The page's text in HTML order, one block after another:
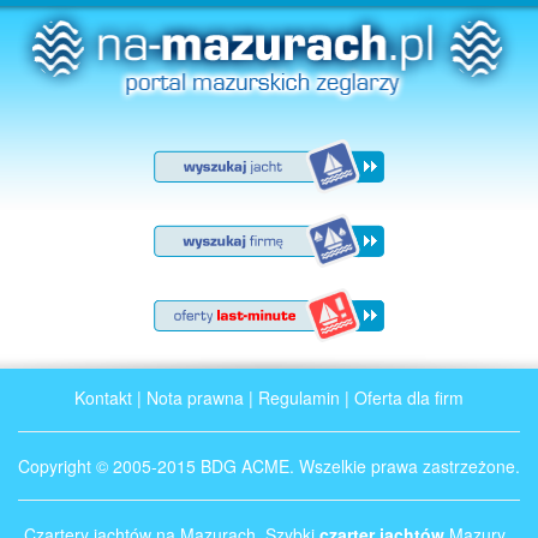
Kontakt | Nota prawna | Regulamin | Oferta dla firm
Copyright © 2005-2015 BDG ACME. Wszelkie prawa zastrzeżone.